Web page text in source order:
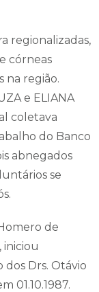
regionalizadas,
córneas
na região.
e ELIANA
coletava
do Banco
abnegados
se
de
iniciou
Drs. Otávio
01.10.1987.